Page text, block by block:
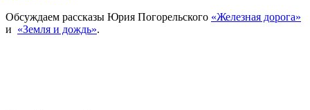
Обсуждаем рассказы Юрия Погорельского «Железная дорога»
и «Земля и дождь».